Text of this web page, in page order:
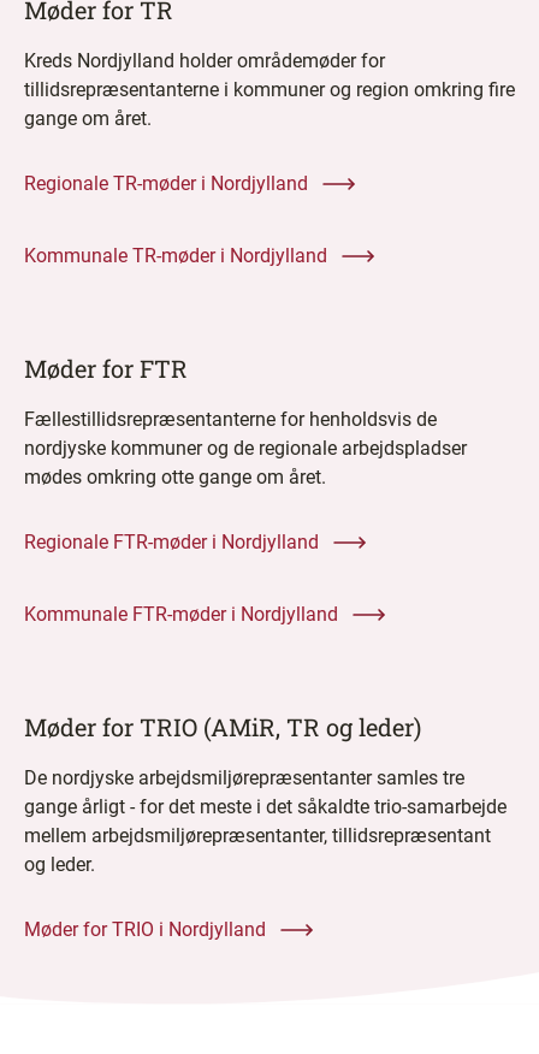
Møder for TR
Kreds Nordjylland holder områdemøder for
tillidsrepræsentanterne i kommuner og region omkring fire
gange om året.
Regionale TR-møder i Nordjylland
Kommunale TR-møder i Nordjylland
Møder for FTR
Fællestillidsrepræsentanterne for henholdsvis de
nordjyske kommuner og de regionale arbejdspladser
mødes omkring otte gange om året.
Regionale FTR-møder i Nordjylland
Kommunale FTR-møder i Nordjylland
Møder for TRIO (AMiR, TR og leder)
De nordjyske arbejdsmiljørepræsentanter samles tre
gange årligt - for det meste i det såkaldte trio-samarbejde
mellem arbejdsmiljørepræsentanter, tillidsrepræsentant
og leder.
Møder for TRIO i Nordjylland